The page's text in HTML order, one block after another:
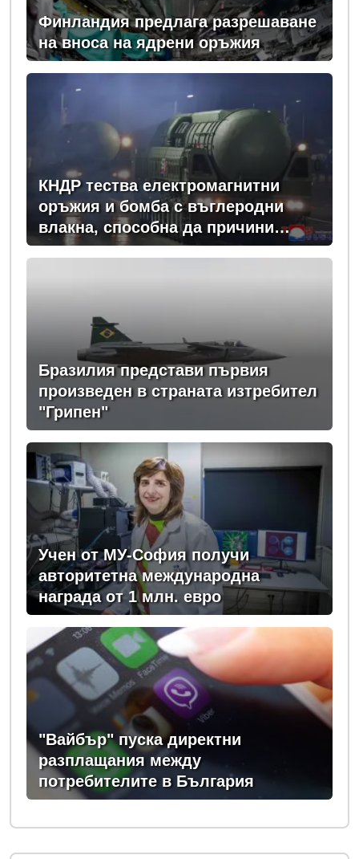
Финландия предлага разрешаване
на вноса на ядрени оръжия
КНДР тества електромагнитни
оръжия и бомба с въглеродни
влакна, способна да причини
мащабно прекъсвания на
Бразилия представи първия
произведен в страната изтребител
"Грипен"
Учен от МУ-София получи
авторитетна международна
награда от 1 млн. евро
"Вайбър" пуска директни
разплащания между
потребителите в България